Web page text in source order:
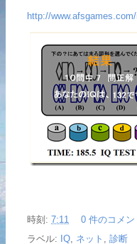
http://
時刻: 7:11
0 件のコメン
ラベル: IQ, ネット , 診断